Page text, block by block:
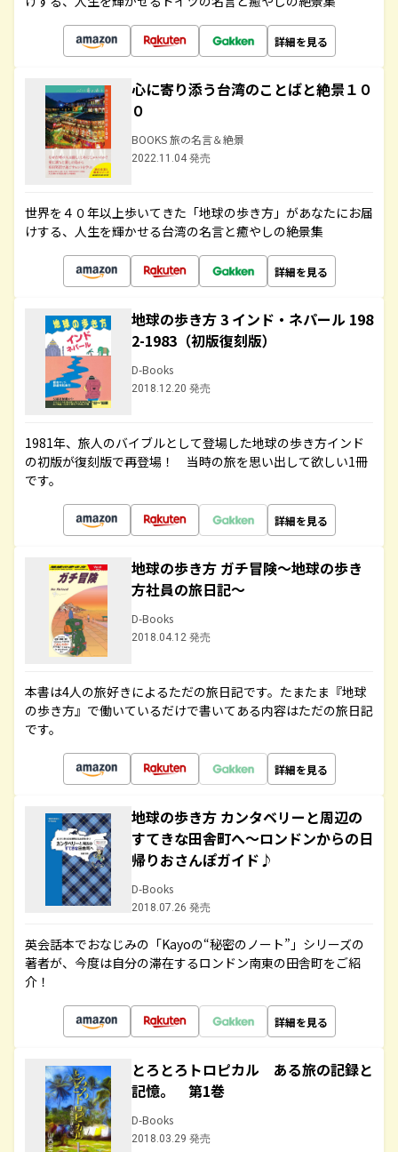
詳細を見る
心に寄り添う台湾のことばと絶景１０
０
BOOKS 旅の名言＆絶景
2022.11.04 発売
世界を４０年以上歩いてきた「地球の歩き方」があなたにお届
けする、人生を輝かせる台湾の名言と癒やしの絶景集
詳細を見る
地球の歩き方 3 インド・ネパール 198
2-1983（初版復刻版）
D-Books
2018.12.20 発売
1981年、旅人のバイブルとして登場した地球の歩き方インド
の初版が復刻版で再登場！ 当時の旅を思い出して欲しい1冊
です。
詳細を見る
地球の歩き方 ガチ冒険～地球の歩き
方社員の旅日記～
D-Books
2018.04.12 発売
本書は4人の旅好きによるただの旅日記です。たまたま『地球
の歩き方』で働いているだけで書いてある内容はただの旅日記
です。
詳細を見る
地球の歩き方 カンタベリーと周辺の
すてきな田舎町へ～ロンドンからの日
帰りおさんぽガイド♪
D-Books
2018.07.26 発売
英会話本でおなじみの「Kayoの“秘密のノート”」シリーズの
著者が、今度は自分の滞在するロンドン南東の田舎町をご紹
介！
詳細を見る
とろとろトロピカル ある旅の記録と
記憶。 第1巻
D-Books
2018.03.29 発売